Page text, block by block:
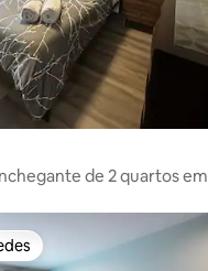
de 2 quartos em